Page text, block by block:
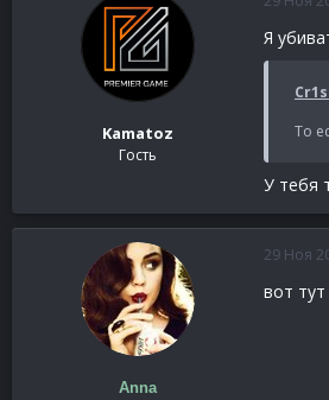
Kamatoz
Гость
Я
То
У тебя
Anna
29 Ноя
вот